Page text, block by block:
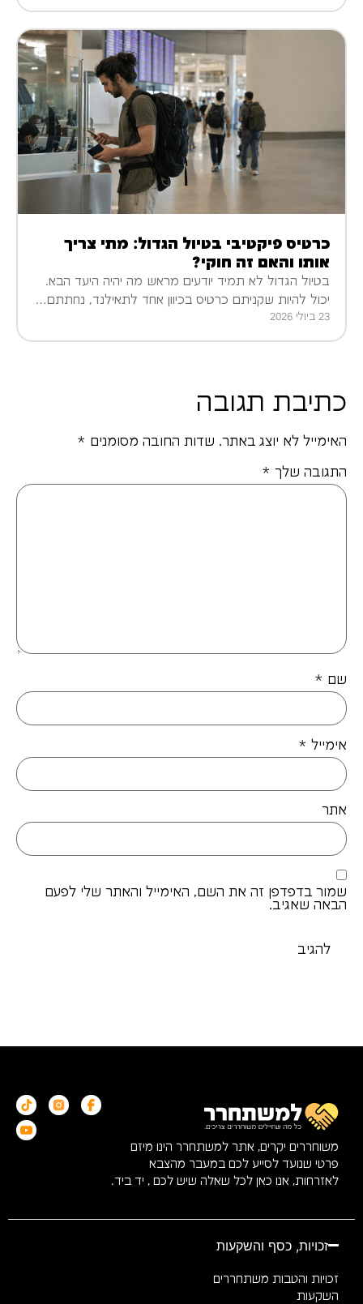
כרטיס פיקטיבי בטיול הגדול: מתי צריך
אותו והאם זה חוקי?
בטיול הגדול לא תמיד יודעים מראש מה יהיה היעד הבא.
יכול להיות שקניתם כרטיס בכיוון אחד לתאילנד, נחתתם…
23 ביולי 2026
כתיבת תגובה
האימייל לא יוצג באתר. שדות החובה מסומנים *
התגובה שלך *
שם *
אימייל *
אתר
שמור בדפדפן זה את השם, האימייל והאתר שלי לפעם
הבאה שאגיב.
משוחררים יקרים, אתר למשתחרר הינו מיזם
פרטי שנועד לסייע לכם במעבר מהצבא
לאזרחות, אנו כאן לכל שאלה שיש לכם , יד ביד.
זכויות, כסף והשקעות
זכויות והטבות משתחררים
השקעות